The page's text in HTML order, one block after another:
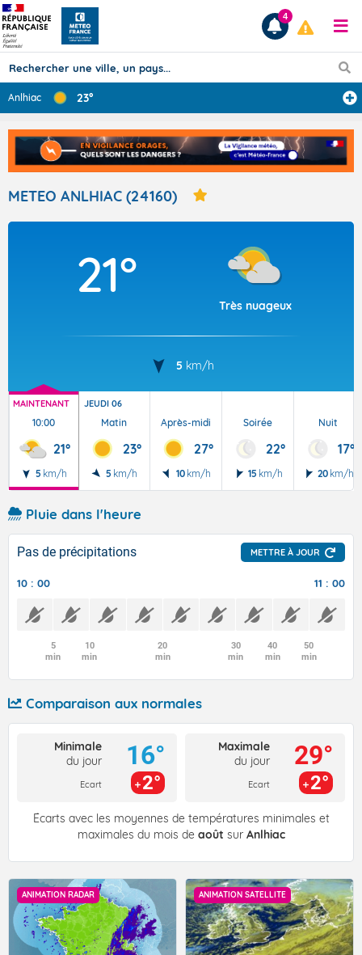
Prévisions
TOUS LES RÉSULTATS
Articles
4
Anlhiac 23°
METEO ANLHIAC (24160)
21°
Très nuageux
5 km/h
MAINTENANT
10:00
21°
5 km/h
JEUDI 06
Matin
23°
5 km/h
Après-midi
27°
10 km/h
Soirée
22°
15 km/h
Nuit
17°
20 km/h
Pluie dans l'heure
Pas de précipitations METTRE À JOUR
10 : 00 11 : 00
5
min
10
min
20
min
30
min
40
min
50
min
Comparaison aux normales
Minimale
du jour
Ecart
16°
2°
Maximale
du jour
Ecart
29°
2°
Écarts avec les moyennes de températures minimales et
maximales du mois de août sur Anlhiac
ANIMATION RADAR ANIMATION SATELLITE